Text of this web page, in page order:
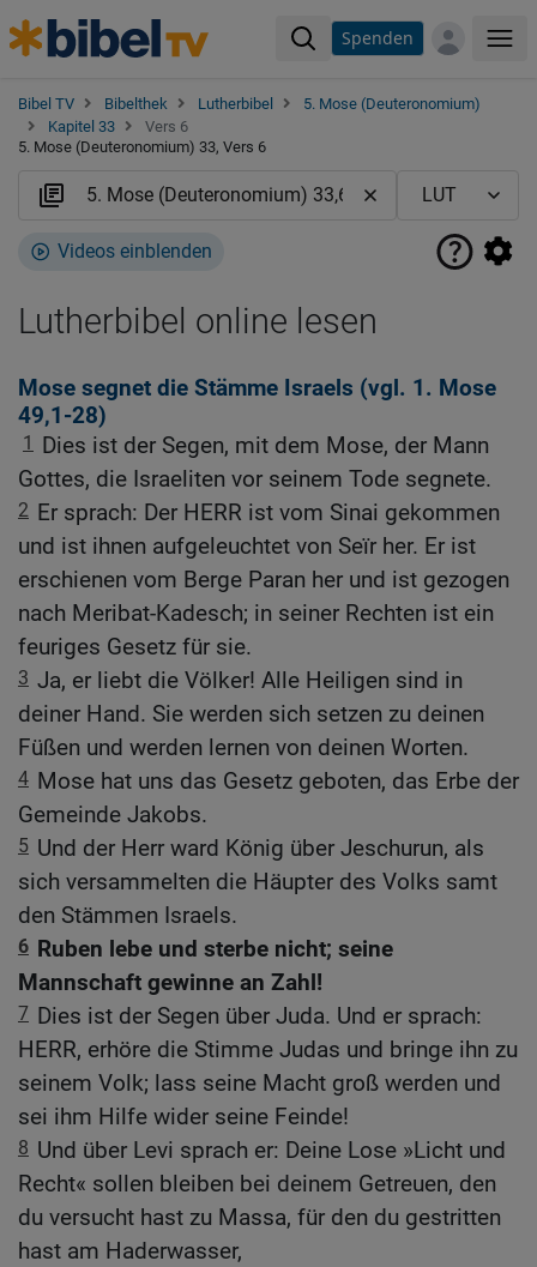
Spenden
Bibel TV Bibelthek Lutherbibel
5. Mose (Deuteronomium)
Kapitel 33
Vers 6
5. Mose (Deuteronomium) 33, Vers 6
Videos einblenden
Lutherbibel online lesen
Mose segnet die Stämme Israels (vgl. 1. Mose
49,1-28)
1
Dies ist der Segen, mit dem Mose, der Mann
Gottes, die Israeliten vor seinem Tode segnete.
2 Er sprach: Der HERR ist vom Sinai gekommen
und ist ihnen aufgeleuchtet von Seïr her. Er ist
erschienen vom Berge Paran her und ist gezogen
nach Meribat-Kadesch; in seiner Rechten ist ein
feuriges Gesetz für sie.
3 Ja, er liebt die Völker! Alle Heiligen sind in
deiner Hand. Sie werden sich setzen zu deinen
Füßen und werden lernen von deinen Worten.
4 Mose hat uns das Gesetz geboten, das Erbe der
Gemeinde Jakobs.
5 Und der Herr ward König über Jeschurun, als
sich versammelten die Häupter des Volks samt
den Stämmen Israels.
6 Ruben lebe und sterbe nicht; seine
Mannschaft gewinne an Zahl!
7 Dies ist der Segen über Juda. Und er sprach:
HERR, erhöre die Stimme Judas und bringe ihn zu
seinem Volk; lass seine Macht groß werden und
sei ihm Hilfe wider seine Feinde!
8 Und über Levi sprach er: Deine Lose »Licht und
Recht« sollen bleiben bei deinem Getreuen, den
du versucht hast zu Massa, für den du gestritten
hast am Haderwasser,